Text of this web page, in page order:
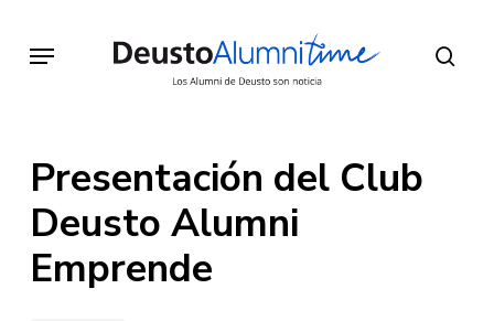
main
Menu
Presentación del Club
Deusto Alumni
Emprende